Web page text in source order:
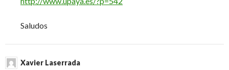
Saludos
Xavier Laserrada